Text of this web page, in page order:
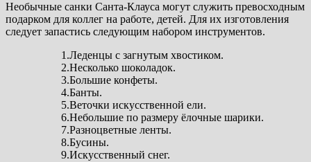
Необычные санки Санта-Клауса могут служить превосходным
подарком для коллег на работе, детей. Для их изготовления
следует запастись следующим набором инструментов.
1.Леденцы с загнутым хвостиком.
2.Несколько шоколадок.
3.Большие конфеты.
4.Банты.
5.Веточки искусственной ели.
6.Небольшие по размеру ёлочные шарики.
7.Разноцветные ленты.
8.Бусины.
9.Искусственный снег.